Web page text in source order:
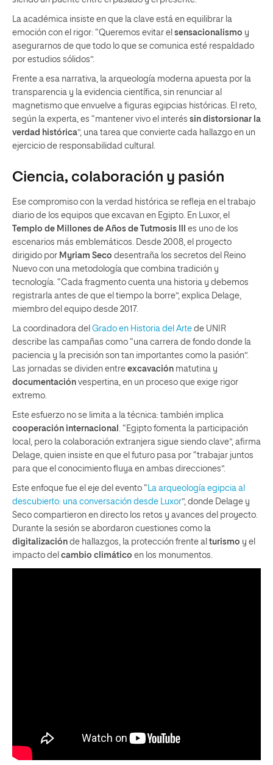
La académica insiste en que la clave está en equilibrar la
emoción con el rigor: “Queremos evitar el sensacionalismo y
asegurarnos de que todo lo que se comunica esté respaldado
por estudios sólidos”.
Frente a esa narrativa, la arqueología moderna apuesta por la
transparencia y la evidencia científica, sin renunciar al
magnetismo que envuelve a figuras egipcias históricas. El reto,
según la experta, es “mantener vivo el interés sin distorsionar la
verdad histórica”, una tarea que convierte cada hallazgo en un
ejercicio de responsabilidad cultural.
Ciencia, colaboración y pasión
Ese compromiso con la verdad histórica se refleja en el trabajo
diario de los equipos que excavan en Egipto. En Luxor, el
Templo de Millones de Años de Tutmosis III
es uno de los
escenarios más emblemáticos. Desde 2008, el proyecto
dirigido por Myriam Seco desentraña los secretos del Reino
Nuevo con una metodología que combina tradición y
tecnología. “Cada fragmento cuenta una historia y debemos
registrarla antes de que el tiempo la borre”, explica Delage,
miembro del equipo desde 2017.
La coordinadora del Grado en Historia del Arte de UNIR
describe las campañas como “una carrera de fondo donde la
paciencia y la precisión son tan importantes como la pasión”.
Las jornadas se dividen entre excavación matutina y
documentación vespertina, en un proceso que exige rigor
extremo.
Este esfuerzo no se limita a la técnica: también implica
cooperación internacional
. “Egipto fomenta la participación
local, pero la colaboración extranjera sigue siendo clave”, afirma
Delage, quien insiste en que el futuro pasa por “trabajar juntos
para que el conocimiento fluya en ambas direcciones”.
Este enfoque fue el eje del evento “ La arqueología egipcia al
descubierto: una conversación desde Luxor”, donde Delage y
Seco compartieron en directo los retos y avances del proyecto.
Durante la sesión se abordaron cuestiones como la
digitalización de hallazgos, la protección frente al turismo y el
impacto del cambio climático en los monumentos.